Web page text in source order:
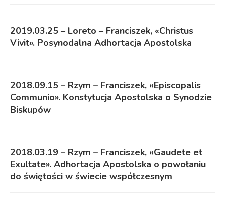
2019.03.25 – Loreto – Franciszek, «Christus
Vivit». Posynodalna Adhortacja Apostolska
2018.09.15 – Rzym – Franciszek, «Episcopalis
Communio». Konstytucja Apostolska o Synodzie
Biskupów
2018.03.19 – Rzym – Franciszek, «Gaudete et
Exultate». Adhortacja Apostolska o powołaniu
do świętości w świecie współczesnym